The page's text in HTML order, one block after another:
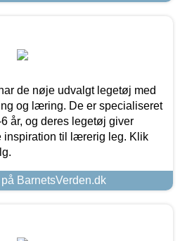
de nøje udvalgt legetøj med
og læring. De er specialiseret
år, og deres legetøj giver
inspiration til lærerig leg. Klik
BarnetsVerden.dk